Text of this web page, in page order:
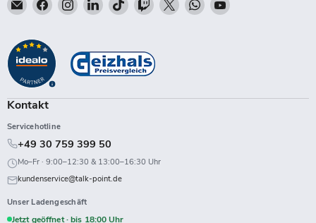
Talk-
Sie
auf
Facebook
Sie
auf
Instagram
Sie
auf
LinkedIn
Sie
auf
TikTok
Sie
Twitch
Sie
Sie
Kontakt
Servicehotline
+49 30 759 399 50
Mo–Fr · 9:00–12:30 & 13:00–16:30 Uhr
kundenservice@talk-point.de
Unser Ladengeschäft
Jetzt geöffnet · bis 18:00 Uhr